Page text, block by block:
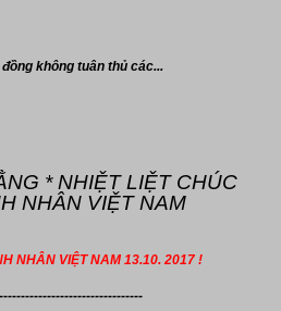
không tuân thủ các...
* NHIỆT LIỆT CHÚC
NHÂN VIỆT NAM
NHÂN VIỆT NAM 13.10. 2017 !